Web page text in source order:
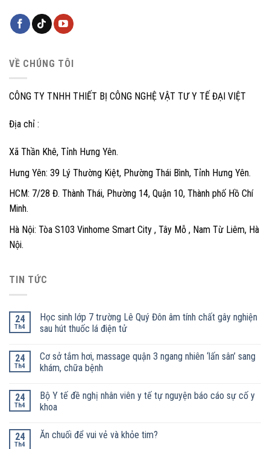
VỀ CHÚNG TÔI
CÔNG TY TNHH THIẾT BỊ CÔNG NGHỆ VẬT TƯ Y TẾ ĐẠI VIỆT
Địa chỉ :
Xã Thần Khê, Tỉnh Hưng Yên.
Hưng Yên: 39 Lý Thường Kiệt, Phường Thái Bình, Tỉnh Hưng Yên.
HCM: 7/28 Đ. Thành Thái, Phường 14, Quận 10, Thành phố Hồ Chí
Minh.
Hà Nội: Tòa S103 Vinhome Smart City , Tây Mỗ , Nam Từ Liêm, Hà
Nội.
TIN TỨC
24
Th4
Học sinh lớp 7 trường Lê Quý Đôn âm tính chất gây nghiện
sau hút thuốc lá điện tử
24
Th4
Cơ sở tắm hơi, massage quận 3 ngang nhiên ‘lấn sân’ sang
khám, chữa bệnh
24
Th4
Bộ Y tế đề nghị nhân viên y tế tự nguyện báo cáo sự cố y
khoa
24
Th4
Ăn chuối để vui vẻ và khỏe tim?